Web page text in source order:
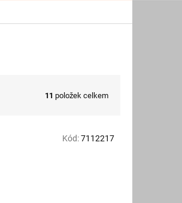
11 položek celkem
Kód:7112217